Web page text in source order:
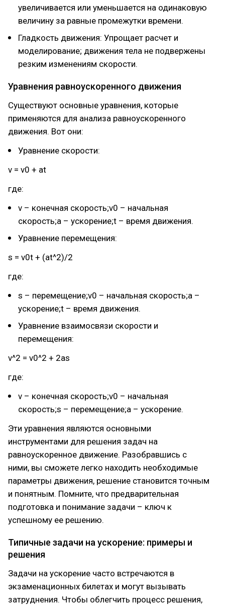
увеличивается или уменьшается на одинаковую
величину за равные промежутки времени.
Гладкость движения: Упрощает расчет и
моделирование; движения тела не подвержены
резким изменениям скорости.
Уравнения равноускоренного движения
Существуют основные уравнения, которые
применяются для анализа равноускоренного
движения. Вот они:
Уравнение скорости:
v = v0 + at
где:
v – конечная скорость;v0 – начальная
скорость;a – ускорение;t – время движения.
Уравнение перемещения:
s = v0t + (at^2)/2
где:
s – перемещение;v0 – начальная скорость;a –
ускорение;t – время движения.
Уравнение взаимосвязи скорости и
перемещения:
v^2 = v0^2 + 2as
где:
v – конечная скорость;v0 – начальная
скорость;s – перемещение;a – ускорение.
Эти уравнения являются основными
инструментами для решения задач на
равноускоренное движение. Разобравшись с
ними, вы сможете легко находить необходимые
параметры движения, решение становится точным
и понятным. Помните, что предварительная
подготовка и понимание задачи – ключ к
успешному ее решению.
Типичные задачи на ускорение: примеры и
решения
Задачи на ускорение часто встречаются в
экзаменационных билетах и могут вызывать
затруднения. Чтобы облегчить процесс решения,